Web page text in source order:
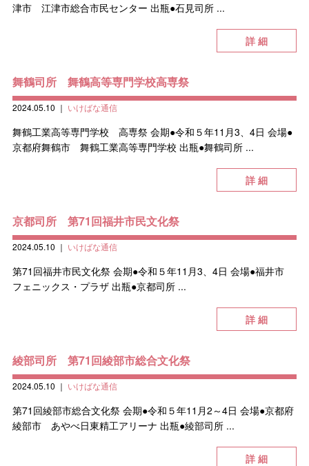
津市 江津市総合市民センター 出瓶●石見司所 ...
詳 細
舞鶴司所 舞鶴高等専門学校高専祭
2024.05.10 ｜ いけばな通信
舞鶴工業高等専門学校 高専祭 会期●令和５年11月3、4日 会場●
京都府舞鶴市 舞鶴工業高等専門学校 出瓶●舞鶴司所 ...
詳 細
京都司所 第71回福井市民文化祭
2024.05.10 ｜ いけばな通信
第71回福井市民文化祭 会期●令和５年11月3、4日 会場●福井市
フェニックス・プラザ 出瓶●京都司所 ...
詳 細
綾部司所 第71回綾部市総合文化祭
2024.05.10 ｜ いけばな通信
第71回綾部市総合文化祭 会期●令和５年11月2～4日 会場●京都府
綾部市 あやべ日東精工アリーナ 出瓶●綾部司所 ...
詳 細